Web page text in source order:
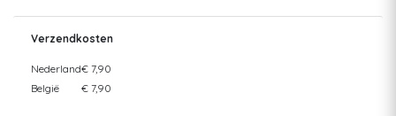
Verzendkosten
Nederland€ 7,90
België
€ 7,90